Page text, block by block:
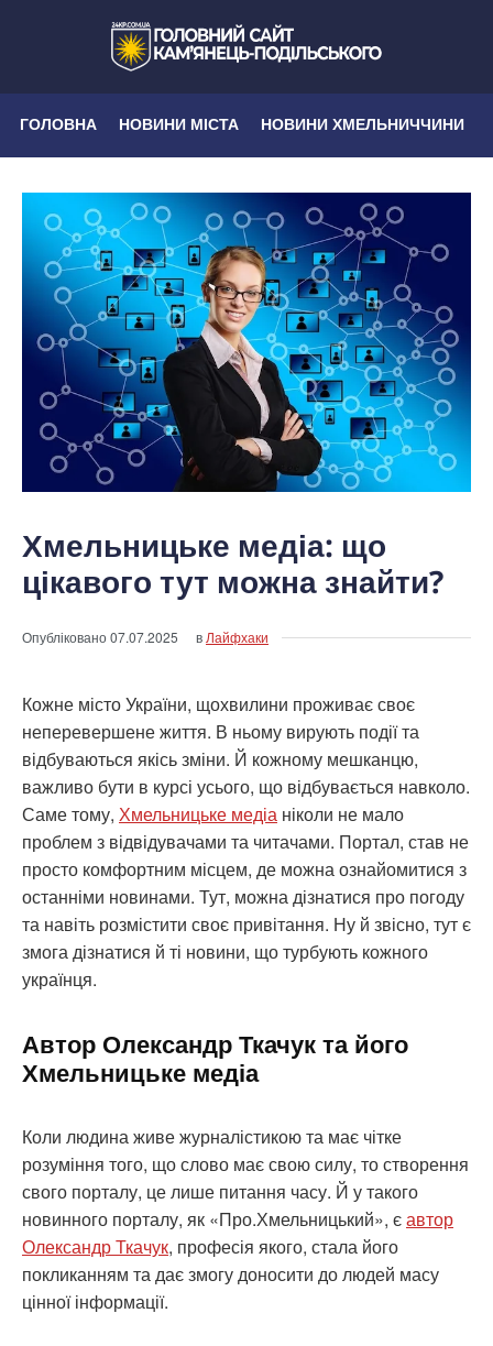
ГОЛОВНА НОВИНИ МІСТА НОВИНИ ХМЕЛЬНИЧЧИНИ
Хмельницьке медіа: що
цікавого тут можна знайти?
Опубліковано07.07.2025 в Лайфхаки
Кожне місто України, щохвилини проживає своє
неперевершене життя. В ньому вирують події та
відбуваються якісь зміни. Й кожному мешканцю,
важливо бути в курсі усього, що відбувається навколо.
Саме тому, Хмельницьке медіа ніколи не мало
проблем з відвідувачами та читачами. Портал, став не
просто комфортним місцем, де можна ознайомитися з
останніми новинами. Тут, можна дізнатися про погоду
та навіть розмістити своє привітання. Ну й звісно, тут є
змога дізнатися й ті новини, що турбують кожного
українця.
Автор Олександр Ткачук та його
Хмельницьке медіа
Коли людина живе журналістикою та має чітке
розуміння того, що слово має свою силу, то створення
свого порталу, це лише питання часу. Й у такого
новинного порталу, як «Про.Хмельницький», єавтор
Олександр Ткачук, професія якого, стала його
покликанням та дає змогу доносити до людей масу
цінної інформації.